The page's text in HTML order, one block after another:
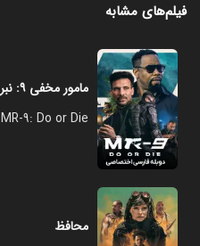
فیلم‌های مشابه
مامور مخفی ۹: نبرد مرگبار
MR-9: Do or Die
محافظ